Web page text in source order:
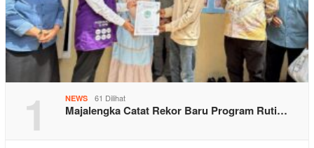
1 NEWS 61 Dilihat
Majalengka Catat Rekor Baru Program Ruti…